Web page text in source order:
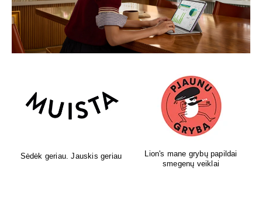
Sėdėk geriau. Jauskis geriau
Lion's mane grybų papildai
smegenų veiklai